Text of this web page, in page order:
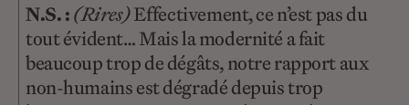
N.S. :(Rires)Effectivement, ce n’est pas du
tout évident… Mais la modernité a fait
beaucoup trop de dégâts, notre rapport aux
non-humains est dégradé depuis trop